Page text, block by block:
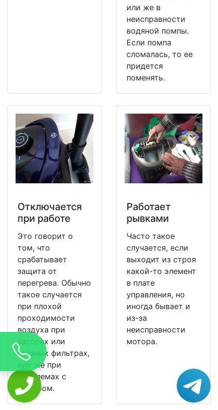
или же в
неисправности
водяной помпы.
Если помпа
сломалась, то ее
придется
поменять.
Отключается
при работе
Это говорит о
том, что
срабатывает
защита от
перегрева. Обычно
такое случается
при плохой
проходимости
воздуха при
засорах или
грязных фильтрах,
или же при
проблемах с
мотором.
Работает
рывками
Часто такое
случается, если
выходит из строя
какой-то элемент
в плате
управления, но
иногда бывает и
из-за
неисправности
мотора.